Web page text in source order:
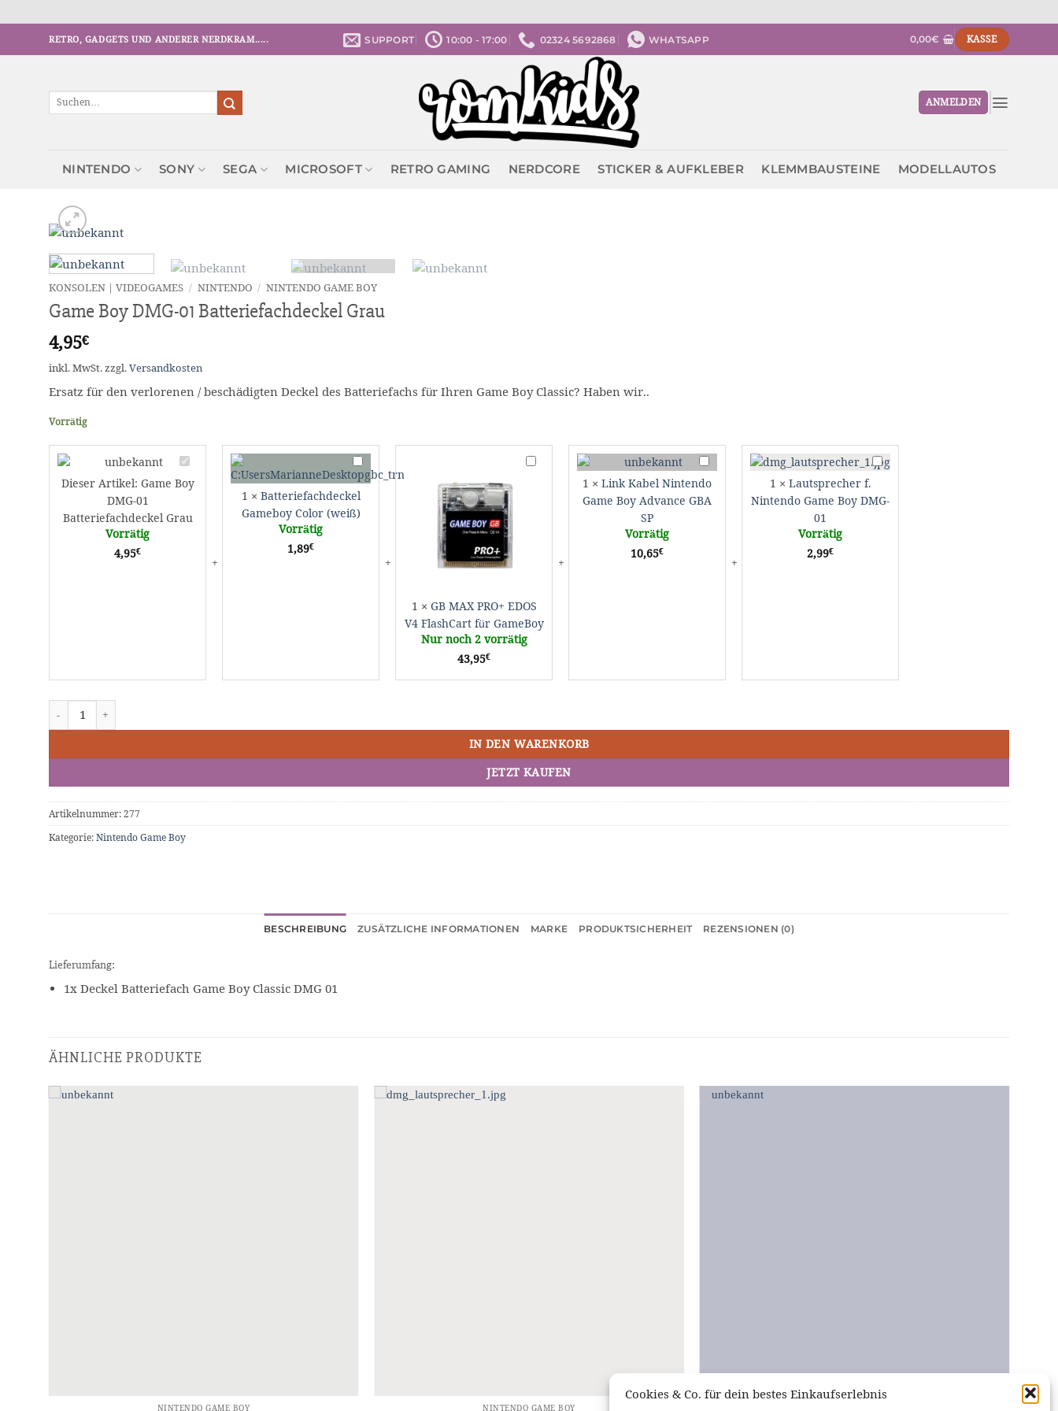
Cookies & Co. für dein bestes Einkaufserlebnis
RETRO, GADGETS UND ANDERER NERDKRAM..... SUPPORT 10:00 - 17:00 02324 5692868 WHATSAPP 0,00€ KASSE
Suchen
ANMELDEN
NINTENDO SONY SEGA MICROSOFT RETRO GAMING NERDCORE STICKER & AUFKLEBER KLEMMBAUSTEINE MODELLAUTOS
KONSOLEN | VIDEOGAMES / NINTENDO / NINTENDO GAME BOY
Game Boy DMG-01 Batteriefachdeckel Grau
4,95€
inkl. MwSt.zzgl.Versandkosten
Ersatz für den verlorenen / beschädigten Deckel des Batteriefachs für Ihren Game Boy Classic? Haben wir..
Vorrätig
Game
Boy
DMG-
Batteriefachdeckel
Dieser Artikel: Game Boy
DMG-01
Batteriefachdeckel Grau
Vorrätig
4,95€
Batteriefachdeckel
Gameboy
Color
(weiß)
1 × Batteriefachdeckel
Gameboy Color (weiß)
Vorrätig
1,89€
GB
1 × GB MAX PRO+ EDOS
V4 FlashCart für GameBoy
Nur noch 2 vorrätig
43,95€
Link
Kabel
Game
1 × Link Kabel Nintendo
Game Boy Advance GBA
SP
Vorrätig
10,65€
Lautsprecher
Game
1 × Lautsprecher f.
Nintendo Game Boy DMG-
01
Vorrätig
2,99€
IN DEN WARENKORB
JETZT KAUFEN
Artikelnummer: 277
Kategorie: Nintendo Game Boy
BESCHREIBUNG ZUSÄTZLICHE INFORMATIONEN MARKE PRODUKTSICHERHEIT REZENSIONEN (0)
Lieferumfang:
1x Deckel Batteriefach Game Boy Classic DMG 01
ÄHNLICHE PRODUKTE
NINTENDO GAME BOY NINTENDO GAME BOY